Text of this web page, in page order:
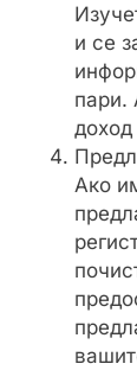
и се
пари.
Ако